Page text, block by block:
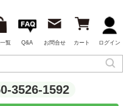
覧 Q&A お問合せ カート ログイン
3526-1592